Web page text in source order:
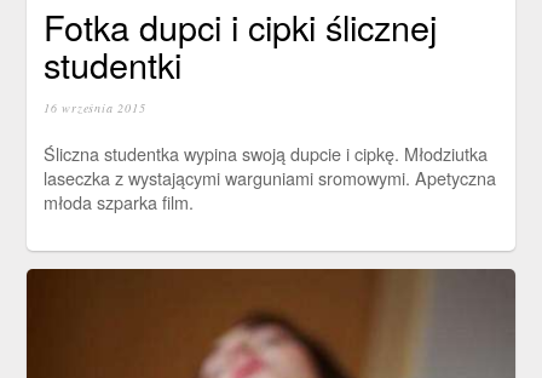
Fotka dupci i cipki ślicznej
studentki
16 września 2015
Śliczna studentka wypina swoją dupcie i cipkę. Młodziutka
laseczka z wystającymi warguniami sromowymi. Apetyczna
młoda szparka film.